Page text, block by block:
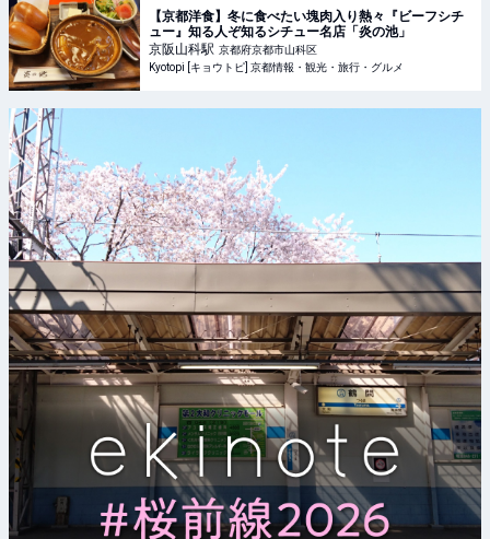
【京都洋食】冬に食べたい塊肉入り熱々『ビーフシチ
ュー』知る人ぞ知るシチュー名店「炎の池」
京阪山科駅 京都府京都市山科区
Kyotopi [キョウトピ] 京都情報・観光・旅行・グルメ